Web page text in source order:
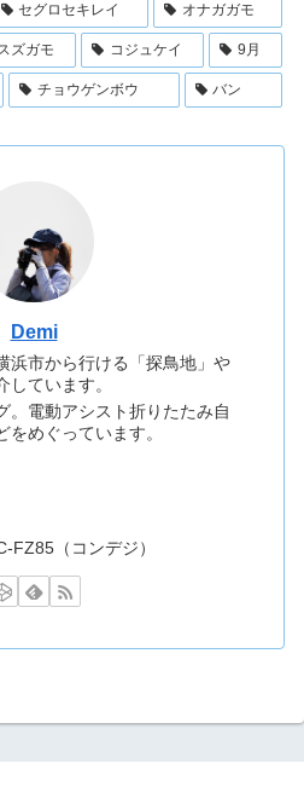
セグロセキレイ オナガガモ
ズガモ コジュケイ 9月
チョウゲンボウ バン
Demi
浜市から行ける「探鳥地」や
しています。
。電動アシスト折りたたみ自
めぐっています。
FZ85（コンデジ）